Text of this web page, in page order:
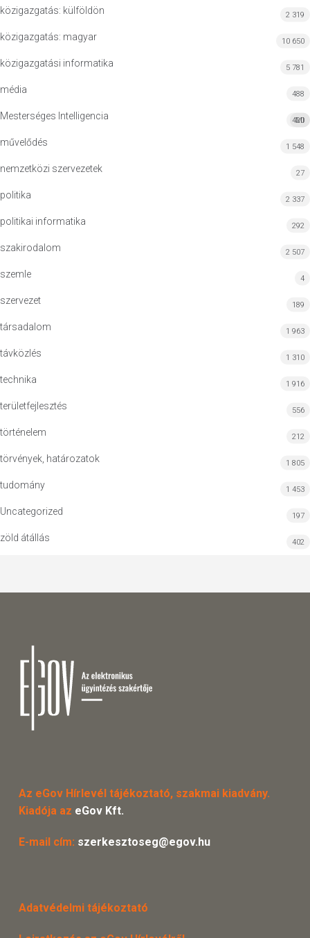
közigazgatás: külföldön 2 319
közigazgatás: magyar 10 650
közigazgatási informatika 5 781
média 488
Mesterséges Intelligencia MI
420
művelődés 1 548
nemzetközi szervezetek 27
politika 2 337
politikai informatika 292
szakirodalom 2 507
szemle 4
szervezet 189
társadalom 1 963
távközlés 1 310
technika 1 916
területfejlesztés 556
történelem 212
törvények, határozatok 1 805
tudomány 1 453
Uncategorized 197
zöld átállás 402
Az eGov Hírlevél tájékoztató, szakmai kiadvány.
Kiadója az eGov Kft.
E-mail cím: szerkesztoseg@egov.hu
Adatvédelmi tájékoztató